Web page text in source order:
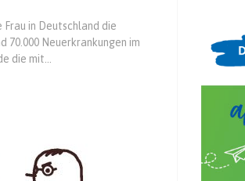
in Deutschland die
70.000 Neuerkrankungen im
die mit...